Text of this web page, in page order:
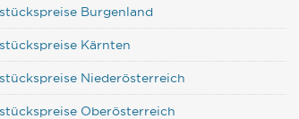
Burgenland
Kärnten
Niederösterreich
Oberösterreich